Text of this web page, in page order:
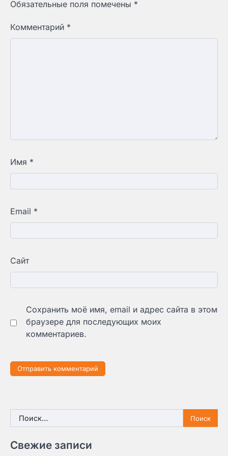
Обязательные поля помечены *
Комментарий *
Имя *
Email *
Сайт
Сохранить моё имя, email и адрес сайта в этом
браузере для последующих моих
комментариев.
Найти:
Свежие записи